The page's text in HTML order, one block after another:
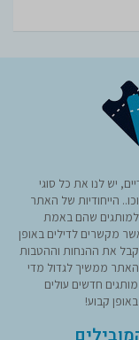
יש לנו את כל סוגי
הייחודיות של האתר
למותגים שהם באמת
מקשרים לדילים באופן
את ההנחות וההטבות
ממשיך לגדול מדי
חדשים עולים
קבוע!